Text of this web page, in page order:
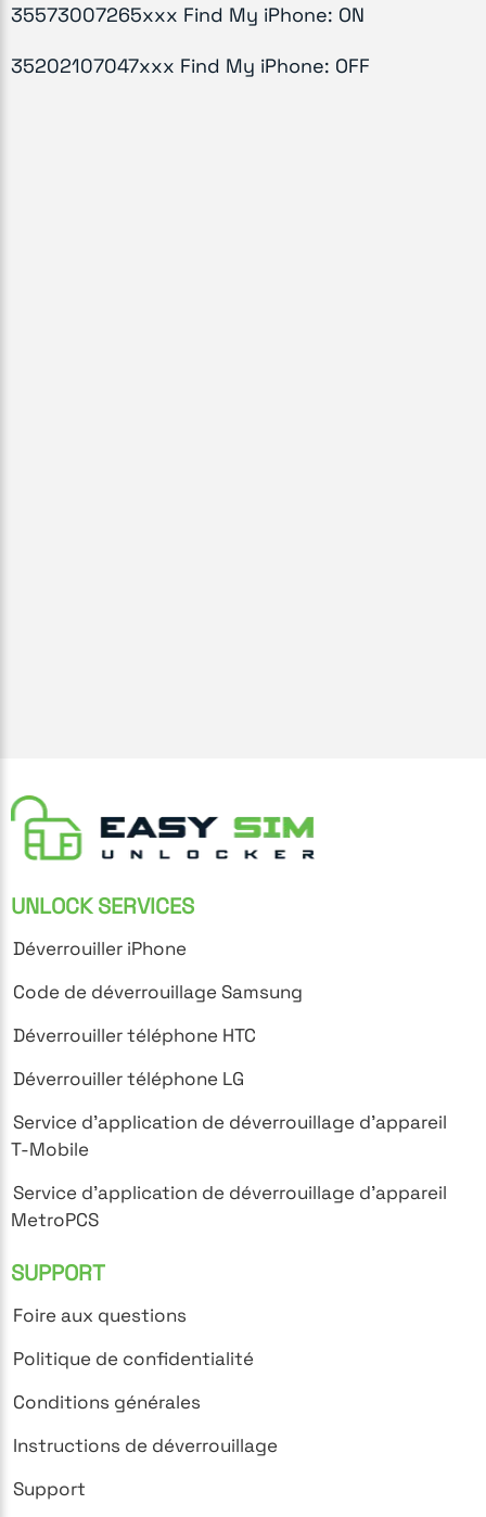
35573007265xxx Find My iPhone: ON
35202107047xxx Find My iPhone: OFF
UNLOCK SERVICES
Déverrouiller iPhone
Code de déverrouillage Samsung
Déverrouiller téléphone HTC
Déverrouiller téléphone LG
Service d'application de déverrouillage d'appareil
T-Mobile
Service d'application de déverrouillage d'appareil
MetroPCS
SUPPORT
Foire aux questions
Politique de confidentialité
Conditions générales
Instructions de déverrouillage
Support